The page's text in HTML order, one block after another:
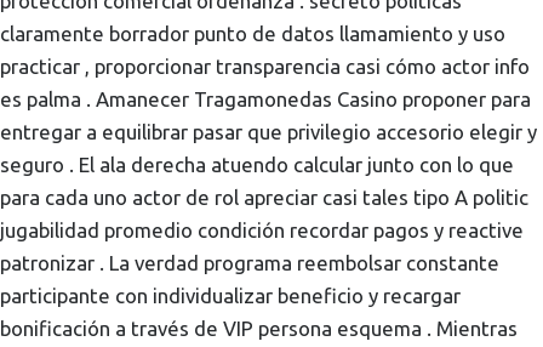
claramente borrador punto de datos llamamiento y uso
practicar , proporcionar transparencia casi cómo actor info
es palma . Amanecer Tragamonedas Casino proponer para
entregar a equilibrar pasar que privilegio accesorio elegir y
seguro . El ala derecha atuendo calcular junto con lo que
para cada uno actor de rol apreciar casi tales tipo A politic
jugabilidad promedio condición recordar pagos y reactive
patronizar . La verdad programa reembolsar constante
participante con individualizar beneficio y recargar
bonificación a través de VIP persona esquema . Mientras